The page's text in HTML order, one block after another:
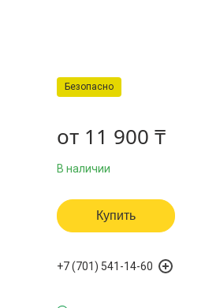
Безопасно
от 11 900 ₸
В наличии
Купить
+7 (701) 541-14-60